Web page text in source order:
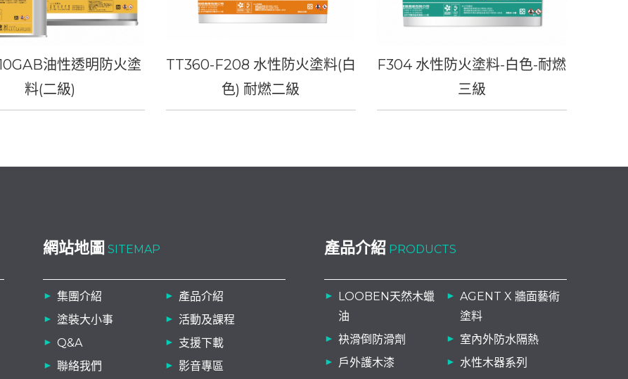
油性透明防火塗
料(二級)
TT360-F208 水性防火塗料(白
色) 耐燃二級
F304 水性防火塗料-白色-耐燃
三級
網站地圖 SITEMAP
集團介紹
產品介紹
塗裝大小事
活動及課程
Q&A
支援下載
聯絡我們
影音專區
產品介紹 PRODUCTS
LOOBEN天然木蠟
油
AGENT X 牆面藝術
塗料
袂滑倒防滑劑
室內外防水隔熱
戶外護木漆
水性木器系列